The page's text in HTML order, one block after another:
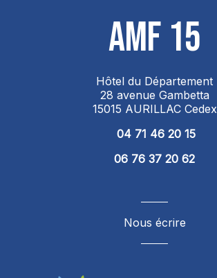
AMF 15
Hôtel du Département
28 avenue Gambetta
15015 AURILLAC Cedex
04 71 46 20 15
06 76 37 20 62
Nous écrire